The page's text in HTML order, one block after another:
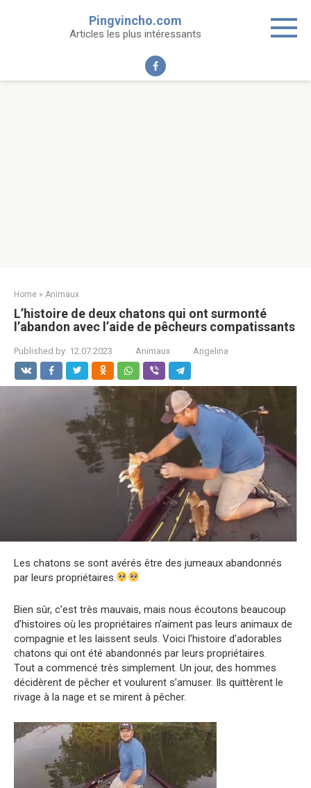
Pingvincho.com
Articles les plus intéressants
Home » Animaux
L’histoire de deux chatons qui ont surmonté
l’abandon avec l’aide de pêcheurs compatissants
Published by: 12.07.2023 Animaux Angelina
Les chatons se sont avérés être des jumeaux abandonnés
par leurs propriétaires.
Bien sûr, c’est très mauvais, mais nous écoutons beaucoup
d’histoires où les propriétaires n’aiment pas leurs animaux de
compagnie et les laissent seuls. Voici l’histoire d’adorables
chatons qui ont été abandonnés par leurs propriétaires.
Tout a commencé très simplement. Un jour, des hommes
décidèrent de pêcher et voulurent s’amuser. Ils quittèrent le
rivage à la nage et se mirent à pêcher.